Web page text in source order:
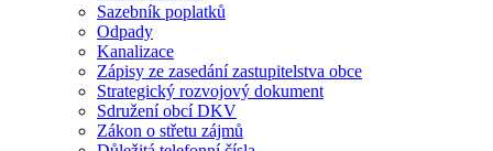
Sazebník poplatků
Odpady
Kanalizace
Zápisy ze zasedání zastupitelstva obce
Strategický rozvojový dokument
Sdružení obcí DKV
Zákon o střetu zájmů